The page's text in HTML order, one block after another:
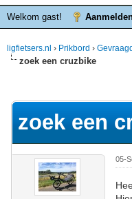
Welkom gast!
ligfietsers.nl › Prikbord › Gevraagd
zoek een cruzbike
zoek een
05-